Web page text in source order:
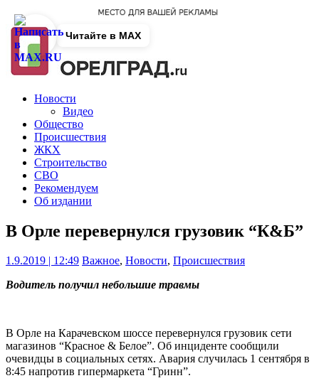
Новости
Видео
Общество
Происшествия
ЖКХ
Строительство
СВО
Рекомендуем
Об издании
В Орле перевернулся грузовик “К&Б”
1.9.2019 | 12:49 Важное, Новости, Происшествия
Водитель получил небольшие травмы
В Орле на Карачевском шоссе перевернулся грузовик сети
магазинов “Красное & Белое”. Об инциденте сообщили
очевидцы в социальных сетях. Авария случилась 1 сентября в
8:45 напротив гипермаркета “Гринн”.
Читайте в MAX